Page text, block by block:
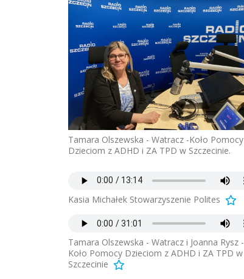
Tamara Olszewska - Watracz -Koło Pomocy
Dzieciom z ADHD i ZA TPD w Szczecinie.
Kasia Michałek Stowarzyszenie Polites
Tamara Olszewska - Watracz i Joanna Rysz -
Koło Pomocy Dzieciom z ADHD i ZA TPD w
Szczecinie